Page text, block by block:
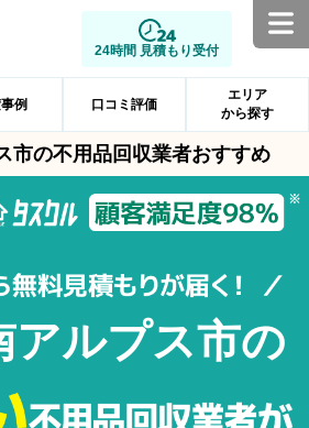
24時間 見積もり受付
例 口コミ評価
エリア
から探す
市の不用品回収業者おすすめ
アルプス市の